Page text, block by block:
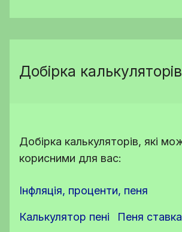
Добірка калькуляторів
Добірка калькуляторів, які
корисними для вас:
Інфляція, проценти, пеня
Калькулятор пені Пеня